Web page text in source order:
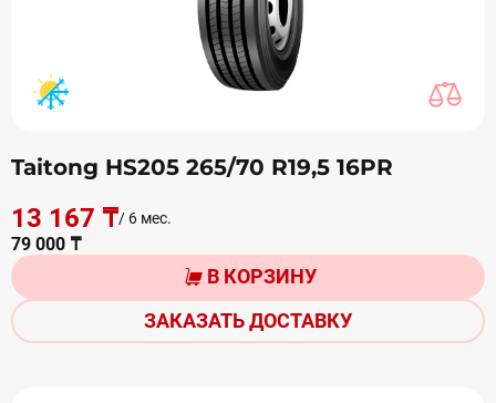
Taitong HS205 265/70 R19,5 16PR
13 167 ₸/ 6 мес.
79 000 ₸
В КОРЗИНУ
ЗАКАЗАТЬ ДОСТАВКУ